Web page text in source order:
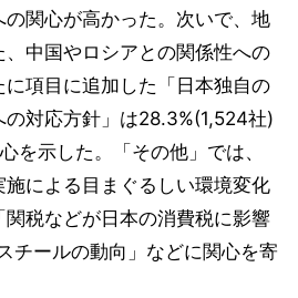
関心が高かった。次いで、地
中国やロシアとの関係性への
項目に追加した「日本独自の
の対応方針」は28.3%(1,524社)
を示した。「その他」では、
施による目まぐるしい環境変化
税などが日本の消費税に影響
チールの動向」などに関心を寄